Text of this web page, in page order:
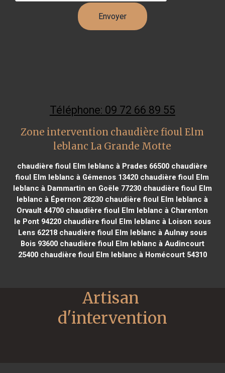
Téléphone: 09 72 66 89 55
Zone intervention chaudière fioul Elm
leblanc La Grande Motte
chaudière fioul Elm leblanc à Prades 66500 chaudière
fioul Elm leblanc à Gémenos 13420 chaudière fioul Elm
leblanc à Dammartin en Goële 77230chaudière fioul Elm
leblanc à Épernon 28230 chaudière fioul Elm leblanc à
Orvault 44700 chaudière fioul Elm leblanc à Charenton
le Pont 94220chaudière fioul Elm leblanc à Loison sous
Lens 62218chaudière fioul Elm leblanc à Aulnay sous
Bois 93600chaudière fioul Elm leblanc à Audincourt
25400chaudière fioul Elm leblanc à Homécourt 54310
Artisan
d'intervention